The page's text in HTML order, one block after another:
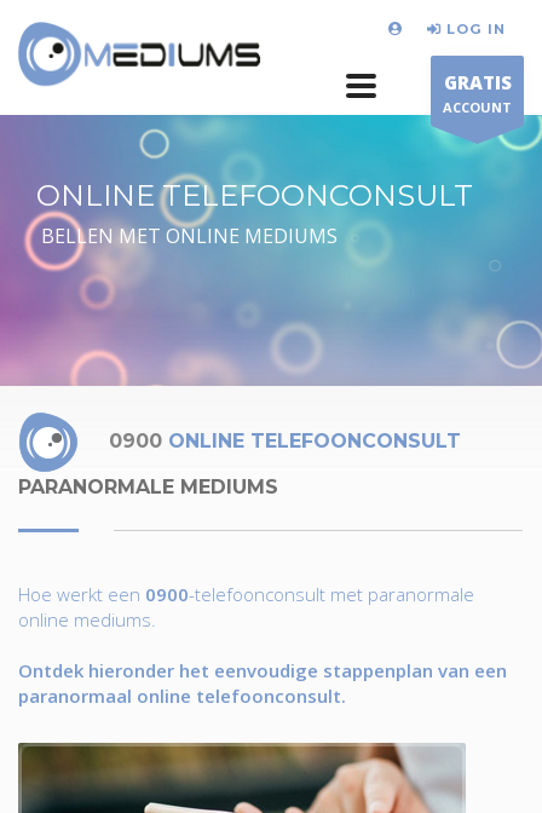
LOG IN
GRATIS
ACCOUNT
ONLINE TELEFOONCONSULT
BELLEN MET ONLINE MEDIUMS
0900 ONLINE TELEFOONCONSULT
PARANORMALE MEDIUMS
Hoe werkt een 0900-telefoonconsult met paranormale
online mediums.
Ontdek hieronder het eenvoudige stappenplan van een
paranormaal online telefoonconsult.